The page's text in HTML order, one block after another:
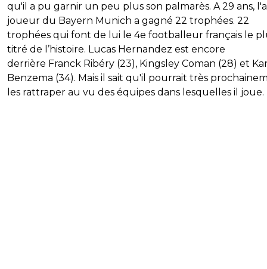
qu'il a pu garnir un peu plus son palmarès. A 29 ans,
joueur du Bayern Munich a gagné 22 trophées. 22
trophées qui font de lui le 4e footballeur français le
titré de l’histoire. Lucas Hernandez est encore
derrière Franck Ribéry (23), Kingsley Coman (28) et
Benzema (34). Mais il sait qu'il pourrait très
les rattraper au vu des équipes dans lesquelles il joue.